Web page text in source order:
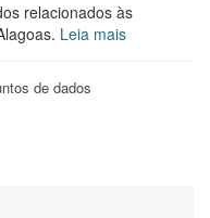
relacionados às
Leia mais
de dados